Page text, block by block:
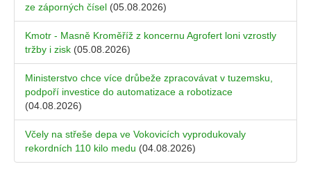
ze záporných čísel (05.08.2026)
Kmotr - Masně Kroměříž z koncernu Agrofert loni vzrostly
tržby i zisk (05.08.2026)
Ministerstvo chce více drůbeže zpracovávat v tuzemsku,
podpoří investice do automatizace a robotizace
(04.08.2026)
Včely na střeše depa ve Vokovicích vyprodukovaly
rekordních 110 kilo medu (04.08.2026)